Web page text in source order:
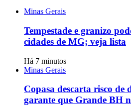
Minas Gerais
Tempestade e granizo
cidades de MG; veja lista
Há 7 minutos
Minas Gerais
Copasa descarta risco de
garante que Grande BH